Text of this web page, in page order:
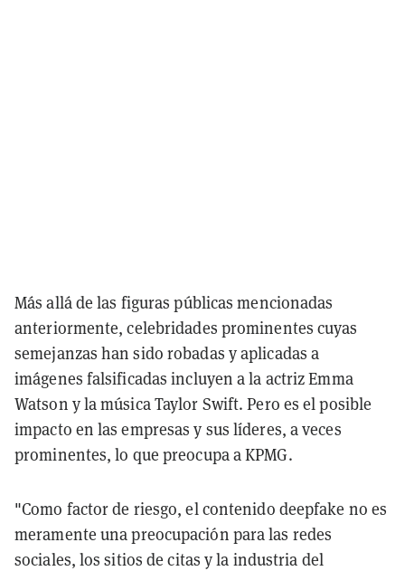
Más allá de las figuras públicas mencionadas
anteriormente, celebridades prominentes cuyas
semejanzas han sido robadas y aplicadas a
imágenes falsificadas incluyen a la actriz Emma
Watson y la música Taylor Swift. Pero es el posible
impacto en las empresas y sus líderes, a veces
prominentes, lo que preocupa a KPMG.
"Como factor de riesgo, el contenido deepfake no es
meramente una preocupación para las redes
sociales, los sitios de citas y la industria del